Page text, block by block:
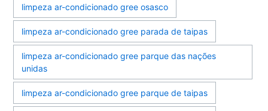
limpeza ar-condicionado gree osasco
limpeza ar-condicionado gree parada de taipas
limpeza ar-condicionado gree parque das nações
unidas
limpeza ar-condicionado gree parque de taipas